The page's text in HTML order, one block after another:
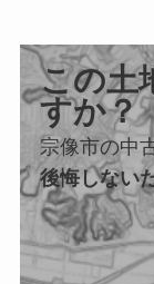
この土
すか？
宗像市の中
後悔しない